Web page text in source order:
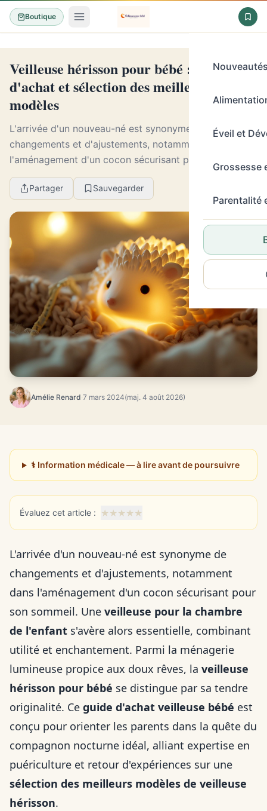
Boutique
Éveil et
Grossesse
Parentalité
Veilleuse hérisson pour bébé : guide
d'achat et sélection des meilleurs
modèles
L'arrivée d'un nouveau-né est synonyme de
changements et d'ajustements, notamment dans
l'aménagement d'un cocon sécurisant pour son
sommeil. Une veilleuse pour la chambre de l'enfant
s'avère alors ess...
Partager Sauvegarder
Amélie Renard·7 mars 2024(maj. 4 août 2026)
⚕️ Information médicale — à lire avant de poursuivre
Évaluez cet article : ★★★★★
L'arrivée d'un nouveau-né est synonyme de
changements et d'ajustements, notamment
dans l'aménagement d'un cocon sécurisant pour
son sommeil. Une veilleuse pour la chambre
de l'enfant s'avère alors essentielle, combinant
utilité et enchantement. Parmi la ménagerie
lumineuse propice aux doux rêves, la veilleuse
hérisson pour bébé se distingue par sa tendre
originalité. Ce guide d'achat veilleuse bébé est
conçu pour orienter les parents dans la quête du
compagnon nocturne idéal, alliant expertise en
puériculture et retour d'expériences sur une
sélection des meilleurs modèles de veilleuse
hérisson.